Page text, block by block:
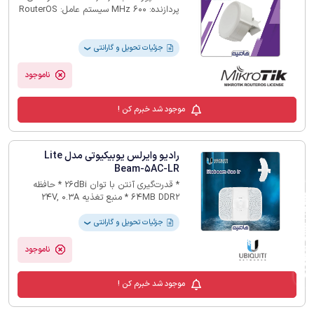
لایسنس 3 آن نیز می‌توانید از امکانات
پردازنده: 600 MHz سیستم عامل: RouterOS
جزئیات تحویل و گارانتی ❯
ناموجود
موجود شد خبرم کن !
رادیو وایرلس یوبیکیوتی مدل Lite
Beam-5AC-LR
* قدرت‌گیری آنتن با توان 26dBi * حافظه
64MB DDR2 * منبع تغذیه 24V, 0.3A
مصرف انرژی 7W * دارای یک پورت
10/100/1000 اترنت
جزئیات تحویل و گارانتی ❯
ناموجود
موجود شد خبرم کن !
فیلترهای لیست محصولات